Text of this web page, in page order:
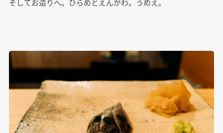
そしてお造りへ。ひらめとえんがわ。うめえ。